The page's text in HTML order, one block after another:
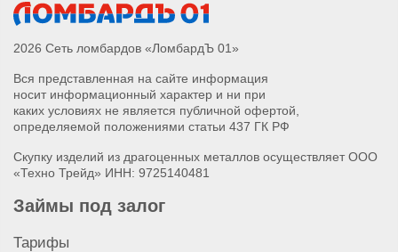
Сдать шуруповерт Makita
Сдать электроинструмент
Сдать лобзик Metabo
Сдать лобзик Bosch
Сдать лобзик
Сдать болгарку (УШМ) DeWalt
Сдать болгарку (УШМ) Metabo
Сдать болгарку (УШМ)
2026 Сеть ломбардов «ЛомбардЪ 01»
Вся представленная на сайте информация
носит информационный характер и ни при
каких условиях не является публичной офертой,
определяемой положениями статьи 437 ГК РФ
Скупку изделий из драгоценных металлов осуществляет ООО
«Техно Трейд» ИНН: 9725140481
Займы под залог
Тарифы